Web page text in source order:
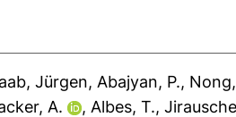
Jürgen, Abajyan, P.,
A. , Albes, T.,